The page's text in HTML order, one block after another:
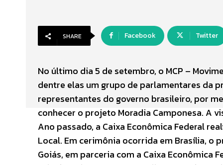
SHARE Facebook Twitter
No último dia 5 de setembro, o MCP –
dentre elas um grupo de parlamentares da
representantes do governo brasileiro, por
conhecer o projeto Moradia Camponesa. A
Ano passado, a Caixa Econômica Federal
Local. Em cerimônia ocorrida em Brasília, o
Goiás, em parceria com a Caixa Econômica